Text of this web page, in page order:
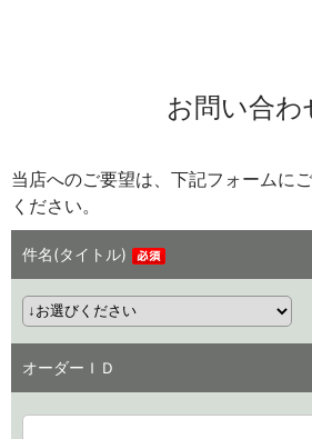
お問い合わ
当店へのご要望は、下記フォームに
ください。
件名(タイトル)
オーダーＩＤ